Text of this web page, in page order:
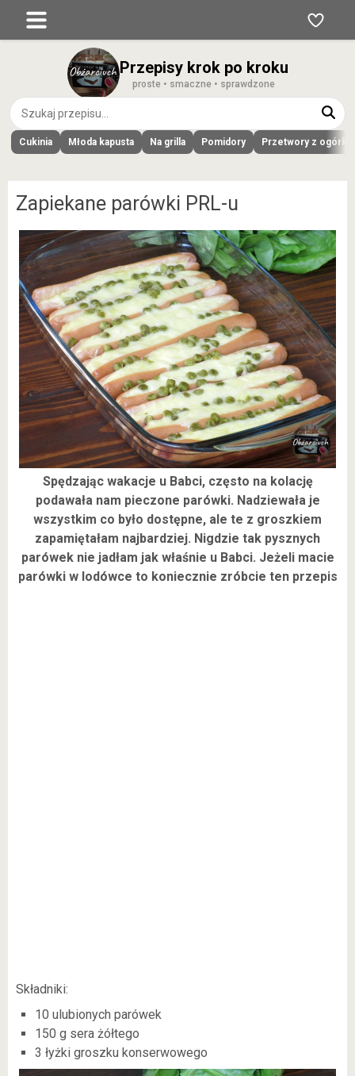
Przepisy krok po kroku
proste • smaczne • sprawdzone
Cukinia Młoda kapusta Na grilla Pomidory Przetwory z
Zapiekane parówki PRL-u
Spędzając wakacje u Babci, często na kolację
podawała nam pieczone parówki. Nadziewała je
wszystkim co było dostępne, ale te z groszkiem
zapamiętałam najbardziej. Nigdzie tak pysznych
parówek nie jadłam jak właśnie u Babci. Jeżeli macie
parówki w lodówce to koniecznie zróbcie ten przepis
Składniki:
10 ulubionych parówek
150 g sera żółtego
3 łyżki groszku konserwowego